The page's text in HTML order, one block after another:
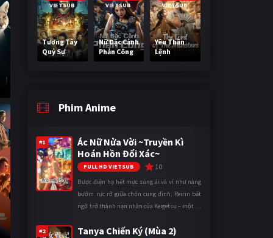
VIETSUB
Tương Tây
Quỷ Sự
VIETSUB
Nữ Đặc Cảnh
Phản Công
VIETSUB
Yêu Thần
Lệnh
Phim Anime
#1
Ác Nữ Nửa Vời ~Truyền Kì
Hoán Hồn Đổi Xác~
FULL HD VIETSUB 10
Được điện hạ hết mực sủng ái và ví như nàng
bướm rực rỡ giữa chốn cung đình, Reirin bất
ngờ trở thành nạn nhân của Keigetsu – một kẻ
thuật để hoán đổi th ...
#2 Tanya Chiến Ký (Mùa 2)